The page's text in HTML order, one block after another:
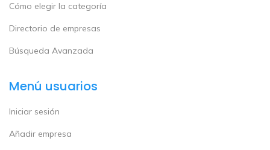
Cómo elegir la categoría
Directorio de empresas
Búsqueda Avanzada
Menú usuarios
Iniciar sesión
Añadir empresa